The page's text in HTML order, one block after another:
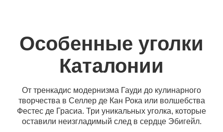
Особенные уголки
Каталонии
От тренкадис модернизма Гауди до кулинарного
творчества в Селлер де Кан Рока или волшебства
Фестес де Грасиа. Три уникальных уголка, которые
оставили неизгладимый след в сердце Эбигейл.